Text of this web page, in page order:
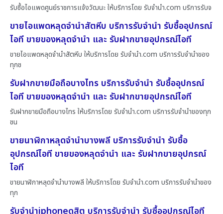
รับซื้อไอแพดศูนย์ราชการแจ้งวัฒนะ ให้บริการโดย รับจํานํา.com บริการรับจ
ขายไอแพดหลุดจำนำสัตหีบ บริการรับจำนำ รับซื้ออุปกรณ์
ไอที ขายของหลุดจำนำ และ รับฝากขายอุปกรณ์ไอที
ขายไอแพดหลุดจำนำสัตหีบ ให้บริการโดย รับจํานํา.com บริการรับจำนำของ
ทุกช
รับฝากขายมือถือบางไทร บริการรับจำนำ รับซื้ออุปกรณ์
ไอที ขายของหลุดจำนำ และ รับฝากขายอุปกรณ์ไอที
รับฝากขายมือถือบางไทร ให้บริการโดย รับจํานํา.com บริการรับจำนำของทุก
ชน
ขายนาฬิกาหลุดจำนำบางพลี บริการรับจำนำ รับซื้อ
อุปกรณ์ไอที ขายของหลุดจำนำ และ รับฝากขายอุปกรณ์
ไอที
ขายนาฬิกาหลุดจำนำบางพลี ให้บริการโดย รับจํานํา.com บริการรับจำนำของ
ทุก
รับจำนำiphoneดุสิต บริการรับจำนำ รับซื้ออุปกรณ์ไอที